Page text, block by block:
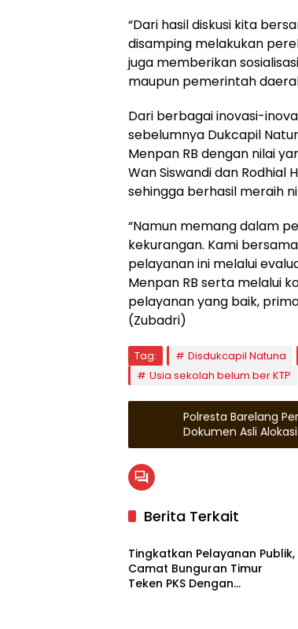
“Dari hasil diskusi kita
disamping melakukan
juga memberikan
maupun pemerintah
Dari berbagai inovasi-
sebelumnya Dukcapil
Menpan RB dengan nilai
Wan Siswandi dan
sehingga berhasil meraih
“Namun memang dalam
kekurangan. Kami
pelayanan ini melalui
Menpan RB serta melalui
pelayanan yang baik,
(Zubadri)
Tag: Disdukcapil Natuna
Usia sekolah belum ber KTP
Polresta Barelang
Dokumen Asli
Berita Terkait
Natuna
Tingkatkan Pelayanan Publik,
Camat Bunguran Timur
Teken PKS Dengan